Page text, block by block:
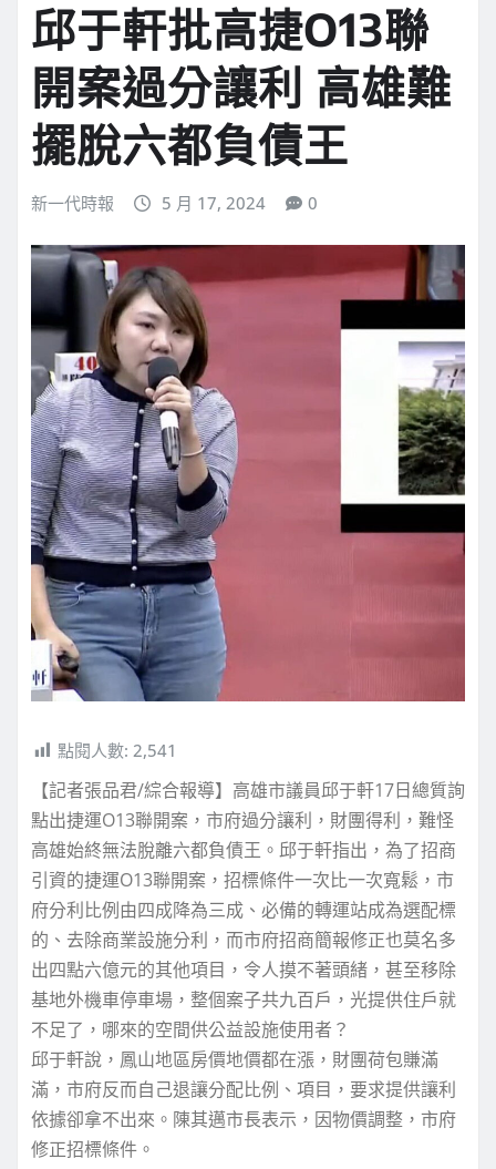
邱于軒批高捷O13聯
開案過分讓利 高雄難
擺脫六都負債王
新一代時報 5 月 17, 2024 0
點閱人數: 2,541
【記者張品君/綜合報導】高雄市議員邱于軒17日總質詢
點出捷運O13聯開案，市府過分讓利，財團得利，難怪
高雄始終無法脫離六都負債王。邱于軒指出，為了招商
引資的捷運O13聯開案，招標條件一次比一次寬鬆，市
府分利比例由四成降為三成、必備的轉運站成為選配標
的、去除商業設施分利，而市府招商簡報修正也莫名多
出四點六億元的其他項目，令人摸不著頭緒，甚至移除
基地外機車停車場，整個案子共九百戶，光提供住戶就
不足了，哪來的空間供公益設施使用者？
邱于軒說，鳳山地區房價地價都在漲，財團荷包賺滿
滿，市府反而自己退讓分配比例、項目，要求提供讓利
依據卻拿不出來。陳其邁市長表示，因物價調整，市府
修正招標條件。